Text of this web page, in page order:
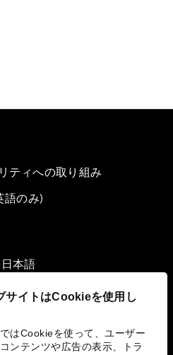
サイトはCookieを使用し
はCookieを使って、ユーザー
ンテンツや広告の表示、トラ
ティへの取り組み
語のみ)
日本語